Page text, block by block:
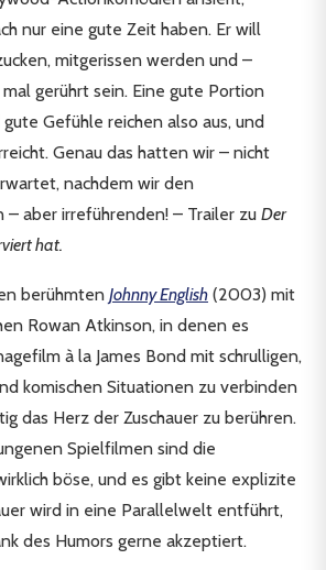
nur eine gute Zeit haben. Er will
mitgerissen werden und –
gerührt sein. Eine gute Portion
Gefühle reichen also aus, und
Genau das hatten wir – nicht
nachdem wir den
– aber irreführenden! – Trailer zu Der
hat.
berühmten Johnny English (2003) mit
Rowan Atkinson, in denen es
à la James Bond mit schrulligen,
komischen Situationen zu verbinden
das Herz der Zuschauer zu berühren.
Spielfilmen sind die
böse, und es gibt keine explizite
wird in eine Parallelwelt entführt,
des Humors gerne akzeptiert.